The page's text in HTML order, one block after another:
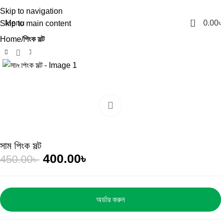
Skip to navigation
Skip to main content
Menu 0 0.00
Home পিংক সল্ট
Click to enlarge
সাম পিংক সল্ট
450.00৳ 400.00৳
অর্ডার করুন